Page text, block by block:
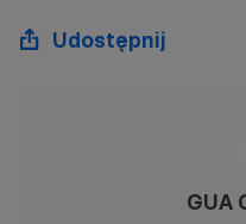
Udostępnij
GUA